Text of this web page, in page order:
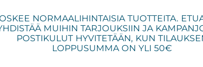
NORMAALIHINTAISIA TUOTTEITA.
MUIHIN TARJOUKSIIN JA
POSTIKULUT HYVITETÄÄN, KUN
LOPPUSUMMA ON YLI 50€